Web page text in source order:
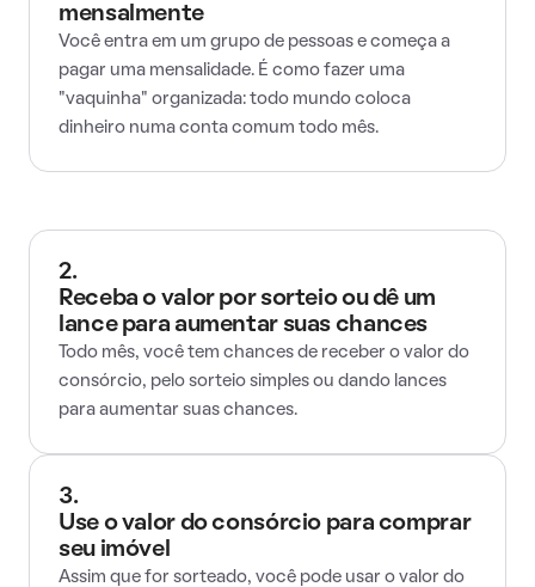
mensalmente
Você entra em um grupo de pessoas e começa a
pagar uma mensalidade. É como fazer uma
"vaquinha" organizada: todo mundo coloca
dinheiro numa conta comum todo mês.
2.
Receba o valor por sorteio ou dê um
lance para aumentar suas chances
Todo mês, você tem chances de receber o valor do
consórcio, pelo sorteio simples ou dando lances
para aumentar suas chances.
3.
Use o valor do consórcio para comprar
seu imóvel
Assim que for sorteado, você pode usar o valor do